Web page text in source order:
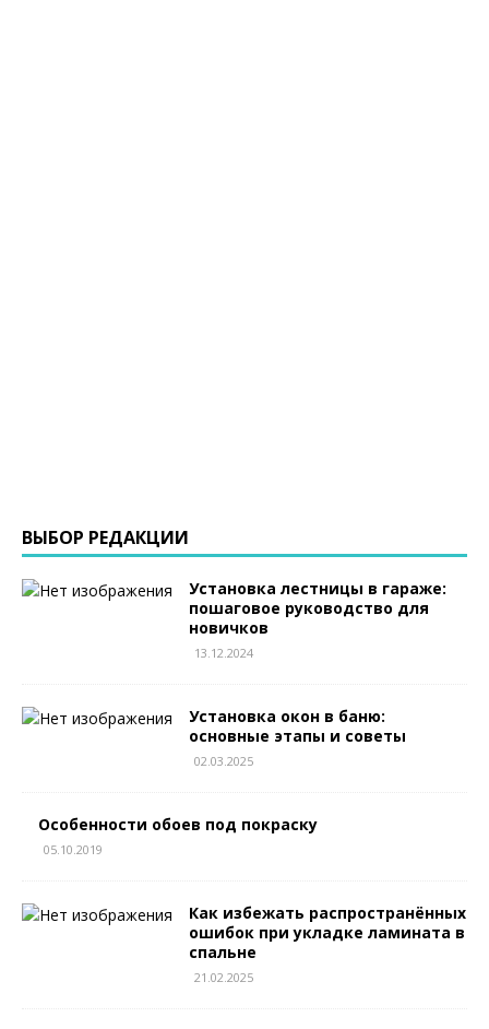
ВЫБОР РЕДАКЦИИ
Установка лестницы в гараже:
пошаговое руководство для
новичков
13.12.2024
Установка окон в баню:
основные этапы и советы
02.03.2025
Особенности обоев под покраску
05.10.2019
Как избежать распространённых
ошибок при укладке ламината в
спальне
21.02.2025